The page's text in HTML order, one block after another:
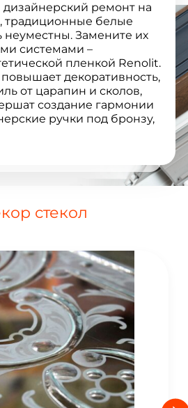
ремонт на
традиционные белые
неуместны. Замените их
системами –
пленкой Renolit.
декоративность,
от царапин и сколов,
создание гармонии
ручки под бронзу,
стекол